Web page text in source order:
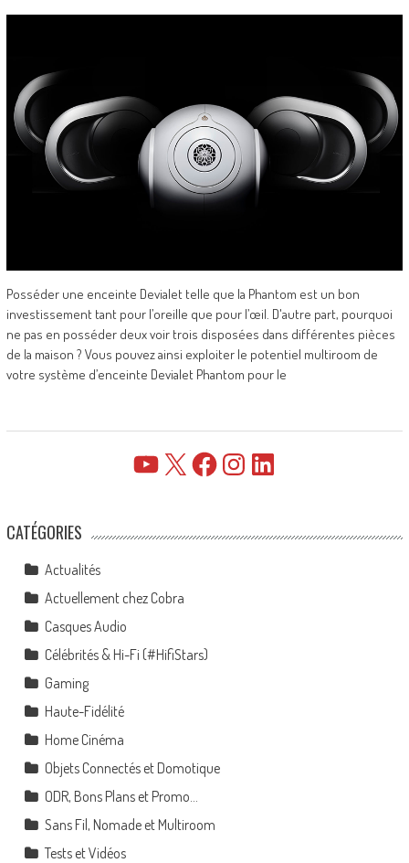
Posséder une enceinte Devialet telle que la Phantom est un bon
investissement tant pour l’oreille que pour l’œil. D'autre part, pourquoi
ne pas en posséder deux voir trois disposées dans différentes pièces
de la maison ? Vous pouvez ainsi exploiter le potentiel multiroom de
votre système d’enceinte Devialet Phantom pour le
YouTube FacebookInstagramLinkedIn
CATÉGORIES
Actualités
Actuellement chez Cobra
Casques Audio
Célébrités & Hi-Fi (#HifiStars)
Gaming
Haute-Fidélité
Home Cinéma
Objets Connectés et Domotique
ODR, Bons Plans et Promo…
Sans Fil, Nomade et Multiroom
Tests et Vidéos